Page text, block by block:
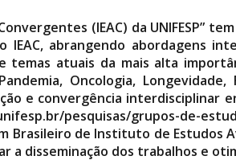
(IEAC) da UNIFESP”
abrangendo abordagens
atuais da mais alta
Oncologia,
e convergência
pesquisas/grupos-de-
Brasileiro de Instituto de Estudos
a disseminação dos trabalhos e